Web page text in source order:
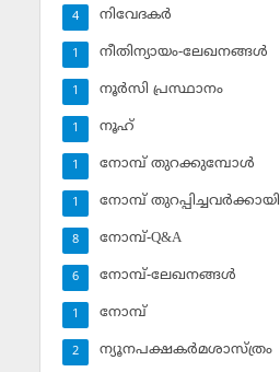
നിവേദകര്‍
4
നീതിന്യായം-ലേഖനങ്ങള്‍
1
നൂര്‍സി പ്രസ്ഥാനം
1
നൂഹ്‌
1
നോമ്പ് തുറക്കുമ്പോള്‍
1
നോമ്പ് തുറപ്പിച്ചവര്‍ക്കായി
1
നോമ്പ്-Q&A
8
നോമ്പ്-ലേഖനങ്ങള്‍
6
നോമ്പ്‌
1
ന്യൂനപക്ഷകര്‍മശാസ്ത്രം
2